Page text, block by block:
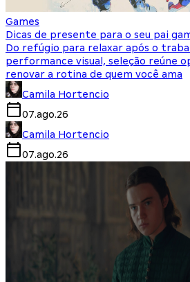
Games
Dicas de presente para o seu pai
Do refúgio para relaxar após o
performance visual, seleção reúne
renovar a rotina de quem você ama
Camila Hortencio
07.ago.26
Camila Hortencio
07.ago.26